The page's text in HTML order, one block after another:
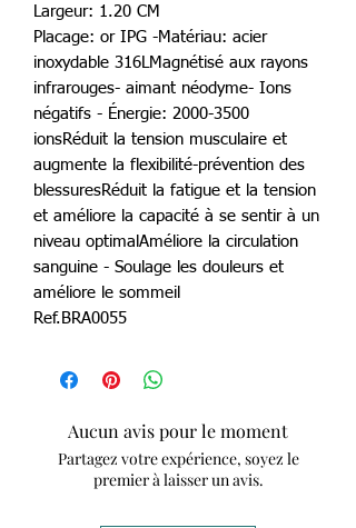
Largeur: 1.20 CM
Placage: or IPG -Matériau: acier
inoxydable 316LMagnétisé aux rayons
infrarouges- aimant néodyme- Ions
négatifs - Énergie: 2000-3500
ionsRéduit la tension musculaire et
augmente la flexibilité-prévention des
blessuresRéduit la fatigue et la tension
et améliore la capacité à se sentir à un
niveau optimalAméliore la circulation
sanguine - Soulage les douleurs et
améliore le sommeil
Ref.BRA0055
Aucun avis pour le moment
Partagez votre expérience, soyez le
premier à laisser un avis.